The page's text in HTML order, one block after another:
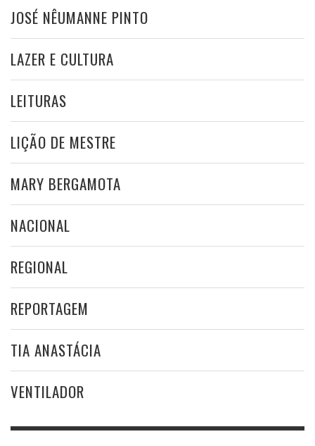
JOSÉ NÊUMANNE PINTO
LAZER E CULTURA
LEITURAS
LIÇÃO DE MESTRE
MARY BERGAMOTA
NACIONAL
REGIONAL
REPORTAGEM
TIA ANASTÁCIA
VENTILADOR